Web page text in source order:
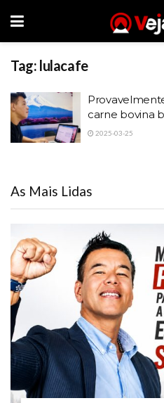
Tag: lulacafe
carne bovina
2025-03-25
As Mais Lidas